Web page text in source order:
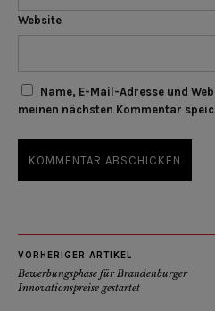
Website
Name, E-Mail-Adresse und
meinen nächsten Kommentar
VORHERIGER ARTIKEL
Bewerbungsphase für Brandenburger
Innovationspreise gestartet